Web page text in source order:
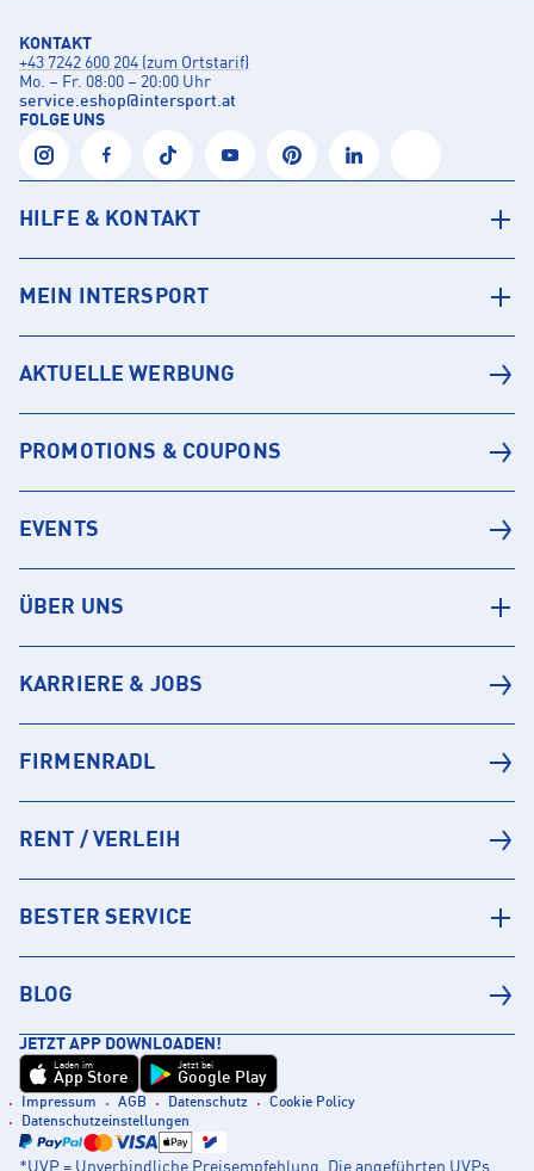
KONTAKT
+43 7242 600 204 (zum Ortstarif)
Mo. – Fr. 08:00 – 20:00 Uhr
service.eshop@intersport.at
FOLGE UNS
HILFE & KONTAKT
MEIN INTERSPORT
AKTUELLE WERBUNG
PROMOTIONS & COUPONS
EVENTS
ÜBER UNS
KARRIERE & JOBS
FIRMENRADL
RENT / VERLEIH
BESTER SERVICE
BLOG
JETZT APP DOWNLOADEN!
Laden im
App Store
Jetzt bei
Google Play
Impressum AGB Datenschutz
Cookie Policy
Datenschutzeinstellungen